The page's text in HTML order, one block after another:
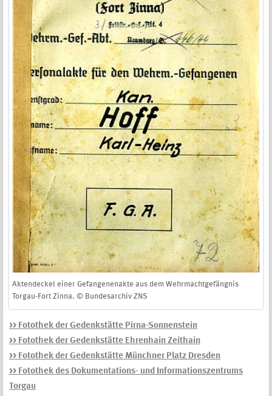
Aktendeckel einer Gefangenenakte aus dem Wehrmachtgefängnis
Torgau-Fort Zinna. © Bundesarchiv ZNS
>> Fotothek der Gedenkstätte Pirna-Sonnenstein
>> Fotothek der Gedenkstätte Ehrenhain Zeithain
>> Fotothek der Gedenkstätte Münchner Platz Dresden
>> Fotothek des Dokumentations- und Informationszentrums
Torgau